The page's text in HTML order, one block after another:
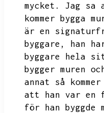
mycket.
Jag
kommer bygga
är en
byggare,
han
byggare hela
bygger muren
annat så
att han var en
för han byggde